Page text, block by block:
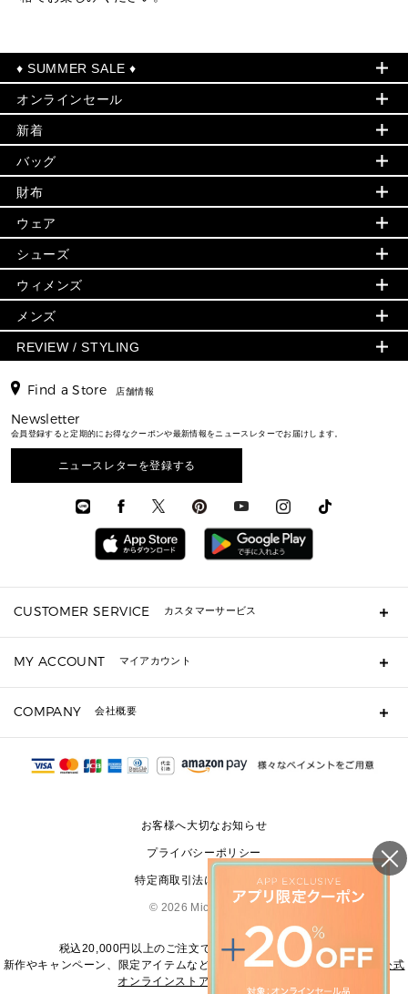
♦ SUMMER SALE ♦
セールおすすめアイテム
▶ ウィメンズ
バッグ
財布
小物
シューズ・靴
ウェア
アクセサリー
時計
▶ メンズ
バッグ
ウェア
アクセサリー
オンラインセール
PRODUCT OF THE MONTH - 今月の特別価格
再値下げアイテム
追加アイテム
旗艦店からアウトレットに入荷
▶ ウィメンズすべて(ウェア・シューズ除く)
バッグ
財布・小物
ウェア
シューズ
時計・ジュエリー
アクセサリー
メンズ バッグ
メンズ シューズ
メンズ ウェア
メンズ 時計・その他
新着
初夏のスタイル
▶ すべて
▶ ウィメンズすべて
バッグ
財布・小物
アクセサリー
フレグランス
シューズ
▶ メンズすべて
メンズバッグ
メンズ財布・小物
メンズアクセサリー
メンズウェア
バッグ
人気の定番アイテム
日本限定 - バッグ
▶ ウィメンズすべて
ハンドバッグ・サッチェル
トートバッグ
ショルダーバッグ
クロスボディ・斜め掛け
トラベル
通勤・通学アイテム
3 IN 1 / 2 IN 1 バッグ
▶ メンズすべて
財布
日本限定 - 財布・小物
▶ ウィメンズすべて
GREENWICH
ミニ財布・フラグメントケース
折り財布(二つ折り・三つ折り)
長財布
▶ メンズすべて
お財布レビュー ▸
ウェア
▶ ウィメンズすべて
トップス
スカート・パンツ
ワンピース・ドレス
ジャケット・アウター
▶ メンズすべて
シューズ
▶ ウィメンズすべて
サンダル
スニーカー
▶ メンズすべて
シューズレビュー ▸
ウィメンズ
人気の定番アイテム
▶ ウィメンズすべて
新着
日本限定
▶ バッグすべて
通勤・通学アイテム
ミニ財布・フラグメントケース
▶ 小物すべて
定期ケース・カードケース・名刺入れ
▶ シューズ・靴
サンダル
スニーカー
メンズ
▶ メンズすべて
財布・小物
時計・ジュエリー
アクセサリー
REVIEW / STYLING
▶ すべて
エディターレビュー
Find a Store 店舗情報
Newsletter
会員登録すると定期的にお得なクーポンや最新情報をニュースレターでお届けします。
ニュースレターを登録する
CUSTOMER SERVICE カスタマーサービス
ギフト用にラッピングができますか？
ショッピングバッグを購入商品分送ってもらえますか？
注文後に完了メールが受信できないのですが？
サイズ交換はできますか？
MY ACCOUNT マイアカウント
COMPANY 会社概要
会社概要
お客様へ大切なお知らせ
プライバシーポリシー
特定商取引法に基づく表記
© 2026 Michael Kors
税込20,000円以上のご注文で送料無料にてお届けします
新作やキャンペーン、限定アイテムなどの最新情報は、マイケル・コース公式
オンラインストア